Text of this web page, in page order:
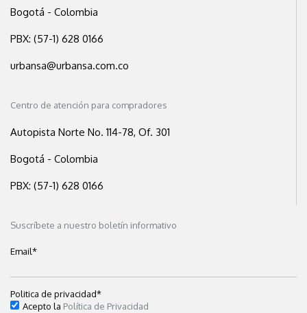
Bogotá - Colombia
PBX: (57-1) 628 0166
urbansa@urbansa.com.co
Centro de atención para compradores
Autopista Norte No. 114-78, Of. 301
Bogotá - Colombia
PBX: (57-1) 628 0166
Suscríbete a nuestro boletín informativo
Email*
Politica de privacidad*
Acepto la Política de Privacidad